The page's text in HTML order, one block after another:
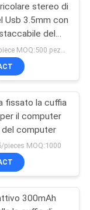
43
26
stereo di
Usb 3.5mm con
del
fissato la cuffia
il computer
computer
pieces MOQ:1000
300mAh